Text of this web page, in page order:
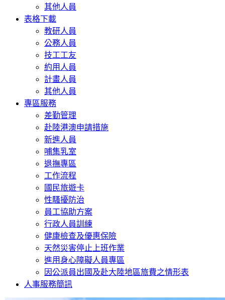
其他人員
表格下載
教研人員
公務人員
技工工友
約用人員
計畫人員
其他人員
專區服務
差勤管理
赴陸港澳申請措施
新進人員
哺集乳室
退撫專區
工作流程
國民旅遊卡
性騷擾防治
員工協助方案
行政人員訓練
健康檢查及優惠保險
天然災害停止上班作業
進用身心障礙人員專區
因公派員出國及赴大陸地區旅費之情形表
人事服務簡訊